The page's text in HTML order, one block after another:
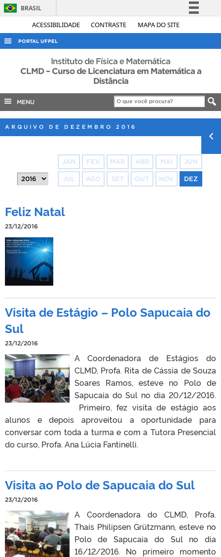
ACESSIBILIDADE CONTRASTE MAPA DO SITE
BRASIL
Simplifique!
Acesso à informação
Canais
PORTAL UFPEL
ACESSO À INFORMAÇÃO
AUDITORIA
EDITAIS
PORTARIAS
Instituto de Física e Matemática
CLMD – Curso de Licenciatura em Matemática a
Distância
MENU
ARQUIVO DE DEZEMBRO 2016
JAN FEV MAR ABR MAI JUN
JUL AGO SET OUT NOV DEZ
Feliz Natal
23/12/2016
Visita de Estágio – Polo Sapucaia do
Sul
23/12/2016
A Coordenadora de Estágios do
CLMD, Profa. Rita de Cássia de Souza
Soares Ramos, esteve no Polo de
Sapucaia do Sul no dia 20/12/2016.
Primeiro, fez visita de estágio aos
alunos e depois aproveitou a oportunidade para
conversar com toda a turma e com a Tutora Presencial
do curso, Profa. Ana Lúcia Fantinelli.
Visita ao Polo de Sapucaia do Sul
23/12/2016
A Coordenadora do CLMD, Profa.
Thaís Philipsen Grützmann, esteve no
Polo de Sapucaia do Sul no dia
16/12/2016. No primeiro momento